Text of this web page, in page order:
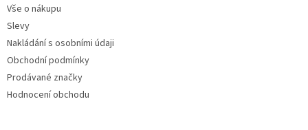
Vše o nákupu
Slevy
Nakládání s osobními údaji
Obchodní podmínky
Prodávané značky
Hodnocení obchodu